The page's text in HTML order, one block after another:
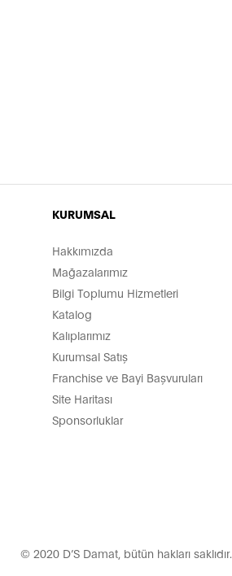
KURUMSAL
Hakkımızda
Mağazalarımız
Bilgi Toplumu Hizmetleri
Katalog
Kalıplarımız
Kurumsal Satış
Franchise ve Bayi Başvuruları
Site Haritası
Sponsorluklar
© 2020 D’S Damat, bütün hakları saklıdır.